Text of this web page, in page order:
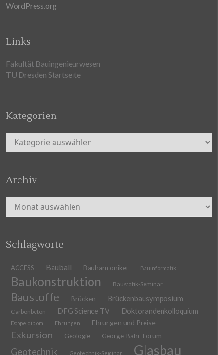
WordPress.org
Links
Fakultät Bauingenieurwesen
TU Dresden Startseite
Kategorien
Kategorien
Archiv
Archiv
Schlagworte
ACCESS Bauball Bauharmoniker Bauinformatik
Baukonstruktion Baustatik-Seminar
Baustoffe Brücken Brückenbausymposium
Carbonbeton DFG Science TV Doktorandenkolloquium
Doppeldiplom Ehrungen Ehrungen und Preise
Exkursion Geologie George-Bähr-Forum
Geotechnik Geotechnik-Seminar Glasbau